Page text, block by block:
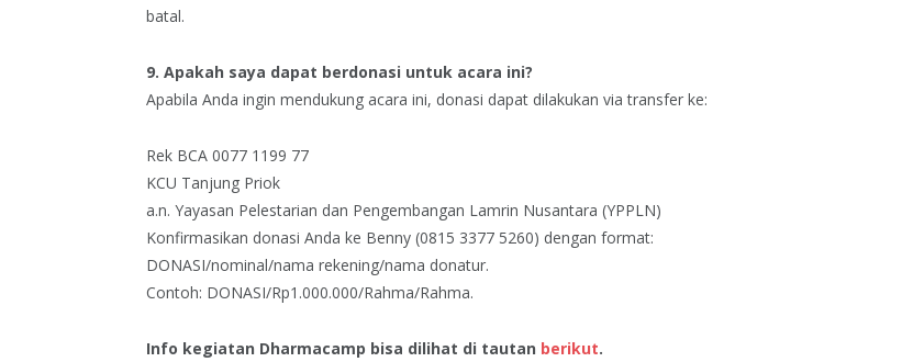
batal.
9. Apakah saya dapat berdonasi untuk acara ini?
Apabila Anda ingin mendukung acara ini, donasi dapat dilakukan via transfer ke:
Rek BCA 0077 1199 77
KCU Tanjung Priok
a.n. Yayasan Pelestarian dan Pengembangan Lamrin Nusantara (YPPLN)
Konfirmasikan donasi Anda ke Benny (0815 3377 5260) dengan format:
DONASI/nominal/nama rekening/nama donatur.
Contoh: DONASI/Rp1.000.000/Rahma/Rahma.
Info kegiatan Dharmacamp bisa dilihat di tautan berikut.